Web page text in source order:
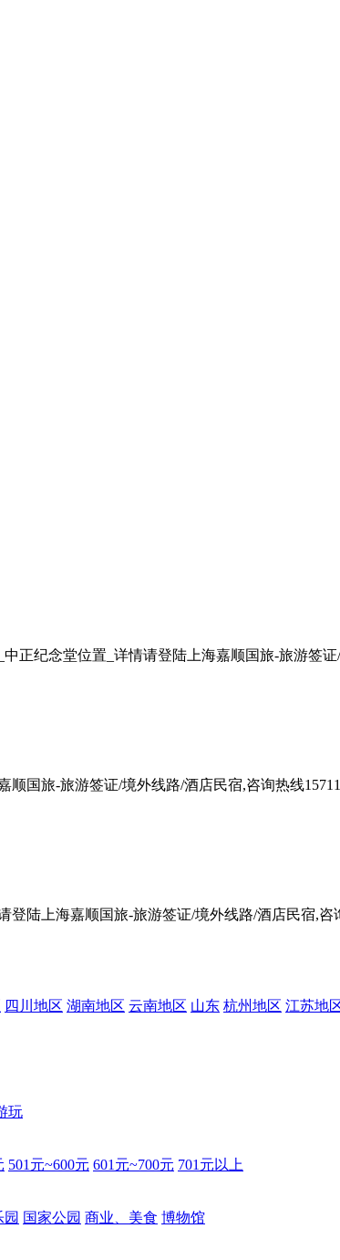
正纪念堂位置_详情请登陆上海嘉顺国旅-旅游签
国旅-旅游签证/境外线路/酒店民宿,咨询热线
陆上海嘉顺国旅-旅游签证/境外线路/酒店民宿,咨
四川地区 湖南地区 云南地区 山东 杭州地区 江苏地
玩
501元~600元 601元~700元 701元以上
国家公园 商业、美食 博物馆